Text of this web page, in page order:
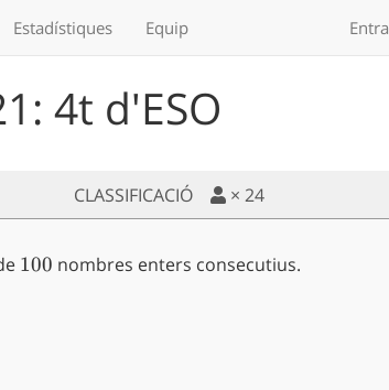
Estadístiques Equip Entra
4t d'ESO
CLASSIFICACIÓ × 24
100
100 nombres enters consecutius.